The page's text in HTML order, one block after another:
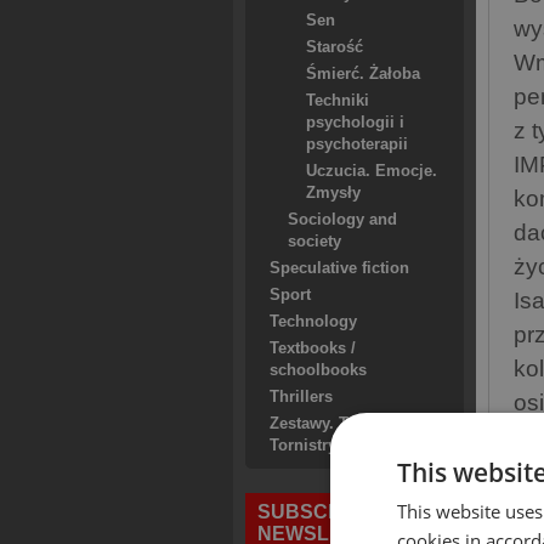
Sen
Starość
Śmierć. Żałoba
Techniki
psychologii i
psychoterapii
Uczucia. Emocje.
Zmysły
Sociology and
society
Speculative fiction
Sport
Technology
Textbooks /
schoolbooks
Thrillers
Zestawy. Torby. Plecaki.
Tornistry. Worki
SUBSCRIBE TO
NEWSLETTERS
z
This
This website